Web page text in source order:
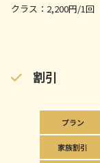
クラス：2,200円/1
割引
プラン
家族割引